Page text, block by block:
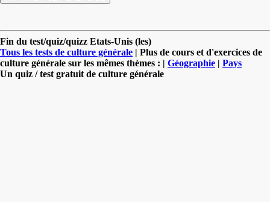
Fin du test/quiz/quizz Etats-Unis (les)
Tous les tests de culture générale | Plus de cours et d'exercices de
culture générale sur les mêmes thèmes : | Géographie | Pays
Un quiz / test gratuit de culture générale